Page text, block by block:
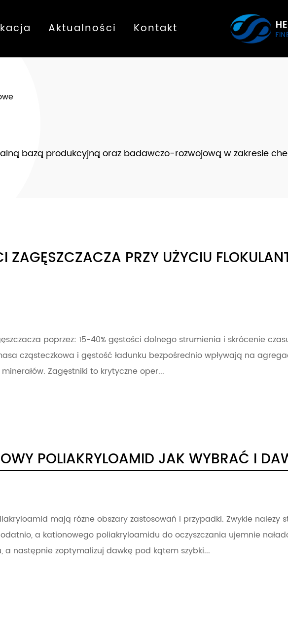
Aktualności Kontakt
bazą produkcyjną oraz badawczo-rozwojową w zakresie
PRZY UŻYCIU
poprzez: 15-40% gęstości dolnego strumienia i skrócenie
cząsteczkowa i gęstość ładunku bezpośrednio wpływają na
Zagęstniki to krytyczne oper...
POLIAKRYLOAMID JAK WYBRAĆ I
mają różne obszary zastosowań i przypadki. Zwykle należy
a kationowego poliakryloamidu do oczyszczania ujemnie
a następnie zoptymalizuj dawkę pod kątem szybki...